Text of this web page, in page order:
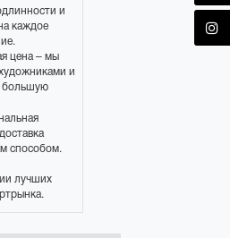
и
каждое
цена – мы
и
большую
способом.
лучших